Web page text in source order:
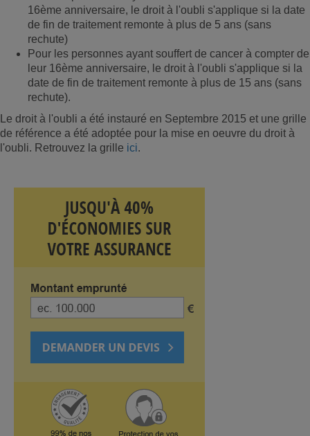
16ème anniversaire, le droit à l'oubli s'applique si la date
de fin de traitement remonte à plus de 5 ans (sans
rechute)
Pour les personnes ayant souffert de cancer à compter de
leur 16ème anniversaire, le droit à l'oubli s'applique si la
date de fin de traitement remonte à plus de 15 ans (sans
rechute).
Le droit à l'oubli a été instauré en Septembre 2015 et une grille
de référence a été adoptée pour la mise en oeuvre du droit à
l'oubli. Retrouvez la grille ici.